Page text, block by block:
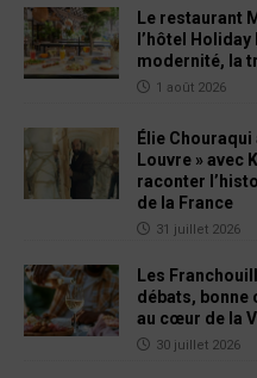
Le restaurant
l’hôtel
modernité, la
1 août 2026
Élie Chouraqui
Louvre » avec
raconter
de la France
31 juillet 2026
Les
débats,
au cœur de la
30 juillet 2026